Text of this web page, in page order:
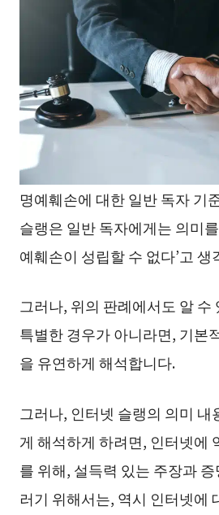
명예훼손에 대한 일반 독자 기
슬랭은 일반 독자에게는 의미
예훼손이 성립할 수 없다’고
그러나, 위의 판례에서도 알 수
특별한 경우가 아니라면, 기본
을 유연하게 해석합니다.
그러나, 인터넷 슬랭의 의미 내
게 해석하게 하려면, 인터넷에
를 위해, 설득력 있는 주장과
러기 위해서는, 역시 인터넷에